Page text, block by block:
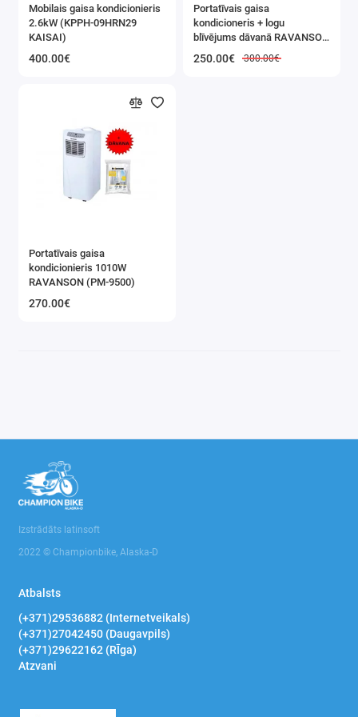
Gaisa mitrinātāji, Difuzori, Aromaterapija
Ozonatori
Dīzeļdegvielas sildītāji
Mobilais gaisa kondicionieris
2.6kW (KPPH-09HRN29
KAISAI)
400.00€
Portatīvais gaisa
kondicioneris + logu
blīvējums dāvanā RAVANSON
250.00€ 300.00€
Portatīvais gaisa
kondicionieris 1010W
RAVANSON (PM-9500)
270.00€
Izstrādāts latinsoft
2022 © Championbike, Alaska-D
Atbalsts
(+371)29536882 (Internetveikals)
(+371)27042450 (Daugavpils)
(+371)29622162 (RĪga)
Atzvani